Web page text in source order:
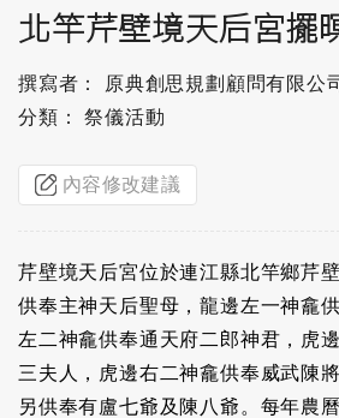
北竿芹壁境天后宮擺
撰寫者： 原典創思規劃顧問有限公
分類： 祭儀活動
內容修改建議
芹壁境天后宮位於連江縣北竿鄉芹
供奉主神天后聖母，龍邊左一神龕
左二神龕供奉通天府二郎神君，虎
三夫人，虎邊右二神龕供奉威武陳
另供奉有盧七爺及陳八爺。每年農